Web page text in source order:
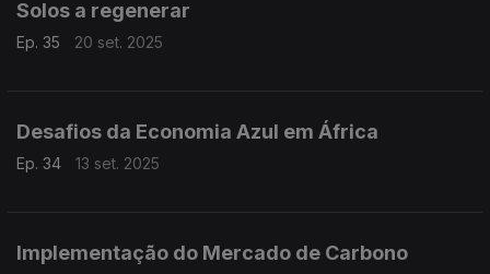
Solos a regenerar
Ep. 35 20 set. 2025
Desafios da Economia Azul em África
Ep. 34 13 set. 2025
Implementação do Mercado de Carbono